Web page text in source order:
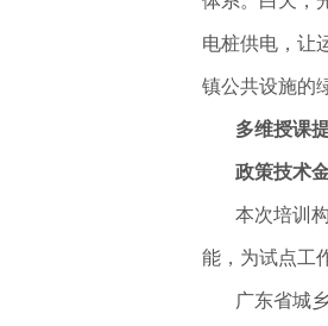
电桩供电，让
镇公共设施的
多维授课
政策技术金
本次培训构
能，为试点工
广东省城乡